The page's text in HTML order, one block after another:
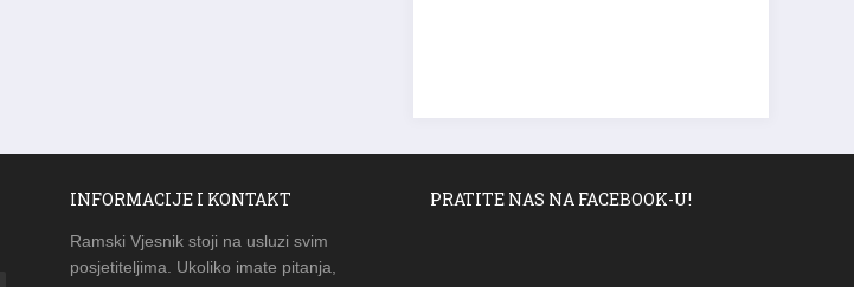
INFORMACIJE I KONTAKT
Ramski Vjesnik stoji na usluzi svim
posjetiteljima. Ukoliko imate pitanja,
PRATITE NAS NA FACEBOOK-U!